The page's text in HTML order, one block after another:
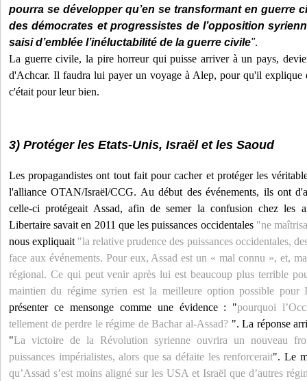
pourra se développer qu’en se transformant en guerre
des démocrates et progressistes de l’opposition
saisi d’emblée l’inéluctabilité de la guerre civile".
La guerre civile, la pire horreur qui puisse arriver à un pays,
d'Achcar. Il faudra lui payer un voyage à Alep, pour qu'il explique
c'était pour leur bien.
3) Protéger les Etats-Unis, Israël et les Saoud
Les propagandistes ont tout fait pour cacher et protéger les
l'alliance OTAN/Israël/CCG. Au début des événements, ils ont
celle-ci protégeait Assad, afin de semer la confusion chez les
Libertaire savait en 2011 que les puissances occidentales "ne
nous expliquait "la relative prudence des puissances occidentales,
face aux événements. Pour eux, Assad est un « mal connu », et,
régional. Ce qui peut venir après lui est beaucoup plus terrible
maintien du régime syrien est la meilleure option possible pour
présenter ce mensonge comme une évidence : "pourquoi
tellement de perdre le régime de Bachar al-Assad?". La réponse
"La victoire de la Révolution syrienne ouvrira un nouveau
puissances impérialistes, alors que sa défaite les renforcerait". Le
qu’Assad s’est moins aligné sur les USA et Israël que d’autres